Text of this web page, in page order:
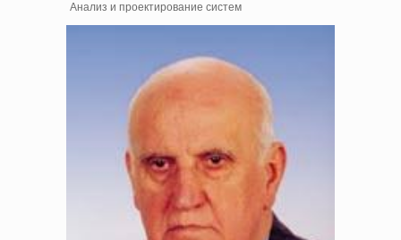
Анализ и проектирование систем